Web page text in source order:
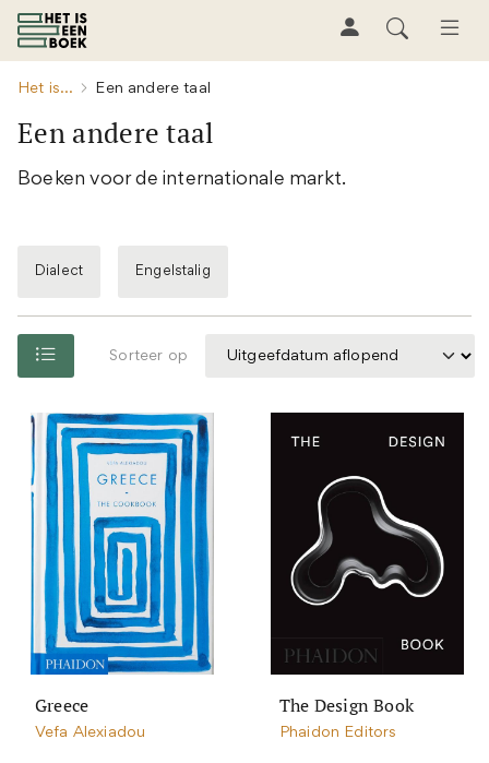
Het is... Een andere taal
Een andere taal
Boeken voor de internationale markt.
Dialect Engelstalig
Sorteer op
Greece
Vefa Alexiadou
The Design Book
Phaidon Editors